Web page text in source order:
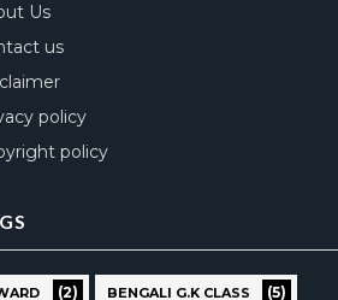
Us
us
policy
policy
(2) BENGALI G.K CLASS (5)